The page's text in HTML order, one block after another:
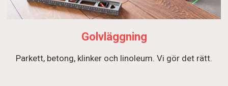
Golvläggning
Parkett, betong, klinker och linoleum. Vi gör det rätt.